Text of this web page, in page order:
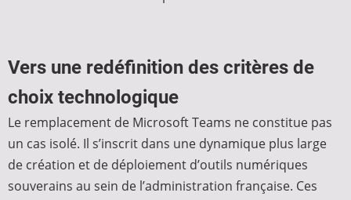
Vers une redéfinition des critères de
choix technologique
Le remplacement de Microsoft Teams ne constitue pas
un cas isolé. Il s’inscrit dans une dynamique plus large
de création et de déploiement d’outils numériques
souverains au sein de l’administration française. Ces